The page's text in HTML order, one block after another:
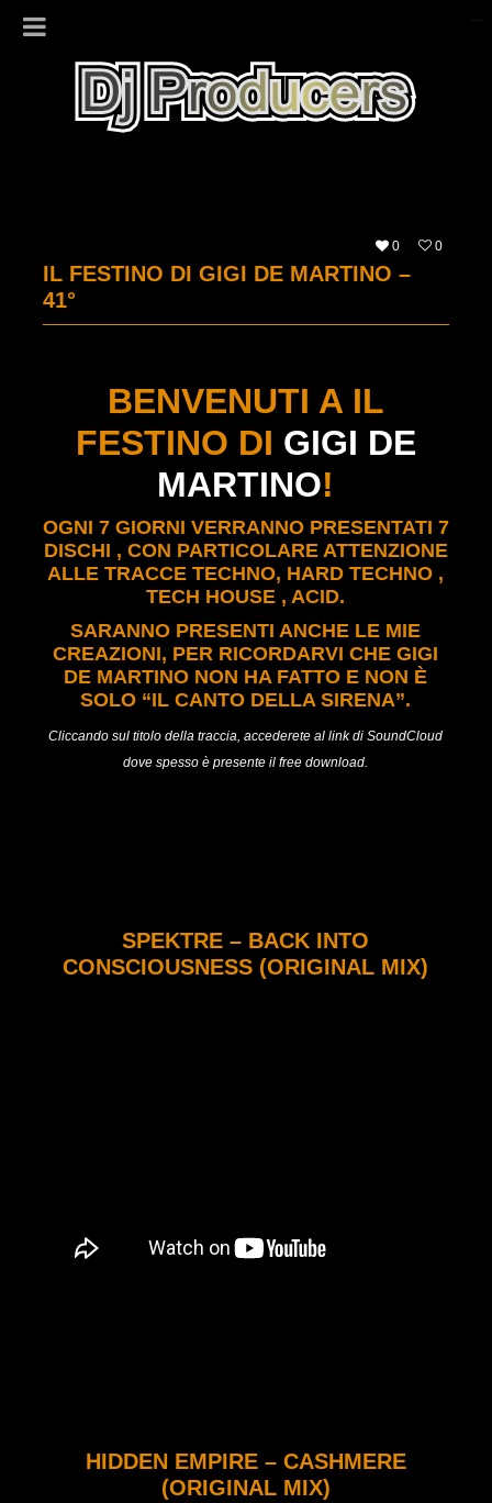
0 0
IL FESTINO DI GIGI DE MARTINO –
41°
BENVENUTI A IL
FESTINO DI GIGI DE
MARTINO!
OGNI 7 GIORNI VERRANNO PRESENTATI 7
DISCHI , CON PARTICOLARE ATTENZIONE
ALLE TRACCE TECHNO, HARD TECHNO ,
TECH HOUSE , ACID.
SARANNO PRESENTI ANCHE LE MIE
CREAZIONI, PER RICORDARVI CHE GIGI
DE MARTINO NON HA FATTO E NON È
SOLO “IL CANTO DELLA SIRENA”.
Cliccando sul titolo della traccia, accederete al link di SoundCloud
dove spesso è presente il free download.
SPEKTRE – BACK INTO
CONSCIOUSNESS (ORIGINAL MIX)
HIDDEN EMPIRE – CASHMERE
(ORIGINAL MIX)